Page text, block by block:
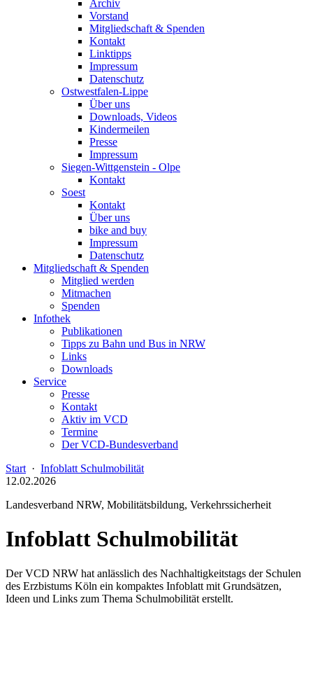
Archiv
Vorstand
Mitgliedschaft & Spenden
Kontakt
Linktipps
Impressum
Datenschutz
Ostwestfalen-Lippe
Über uns
Downloads, Videos
Kindermeilen
Presse
Impressum
Siegen-Wittgenstein - Olpe
Kontakt
Soest
Kontakt
Über uns
bike and buy
Impressum
Datenschutz
Mitgliedschaft & Spenden
Mitglied werden
Mitmachen
Spenden
Infothek
Publikationen
Tipps zu Bahn und Bus in NRW
Links
Downloads
Service
Presse
Kontakt
Aktiv im VCD
Termine
Der VCD-Bundesverband
Start · Infoblatt Schulmobilität
12.02.2026
Landesverband NRW, Mobilitätsbildung, Verkehrssicherheit
Infoblatt Schulmobilität
Der VCD NRW hat anlässlich des Nachhaltigkeitstags der Schulen
des Erzbistums Köln ein kompaktes Infoblatt mit Grundsätzen,
Ideen und Links zum Thema Schulmobilität erstellt.